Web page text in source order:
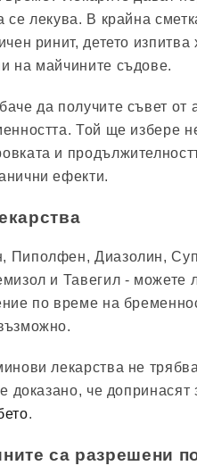
се лекува. В крайна
ринит, детето
на майчините съдове.
да получите съвет от
Той ще избере
и
ефекти.
Пиполфен, Диазолин,
и Тавегил - можете
по време на
лекарства не
доказано, че допринасят
.
са разрешени